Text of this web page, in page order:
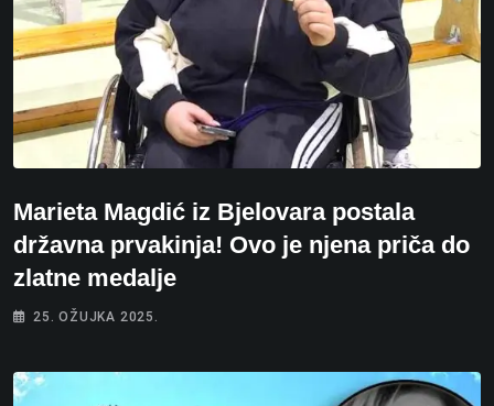
Marieta Magdić iz Bjelovara postala
državna prvakinja! Ovo je njena priča do
zlatne medalje
25. OŽUJKA 2025.